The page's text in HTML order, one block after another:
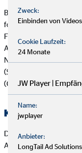
Bei der Beratung zu
fondsgebundenen
AG die folgende
(Social) und
(Governance):
Kooperierende
Die OVB
Anbietern von
Zweck:
Einbinden von Videos
Cookie Laufzeit:
24 Monate
JW Player |
Name:
jwplayer
Anbieter:
LongTail Ad